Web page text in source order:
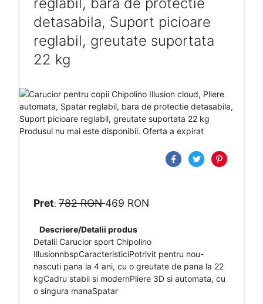
detasabila, Suport picioare
reglabil, greutate suportata
22 kg
Produsul nu mai este disponibil. Oferta a expirat
Pret: 782 RON469 RON
Descriere/Detalii produs
Detalii Carucior sport Chipolino
IllusionnbspCaracteristiciPotrivit pentru nou-
nascuti pana la 4 ani, cu o greutate de pana la 22
kgCadru stabil si modernPliere 3D si automata, cu
o singura manaSpatar